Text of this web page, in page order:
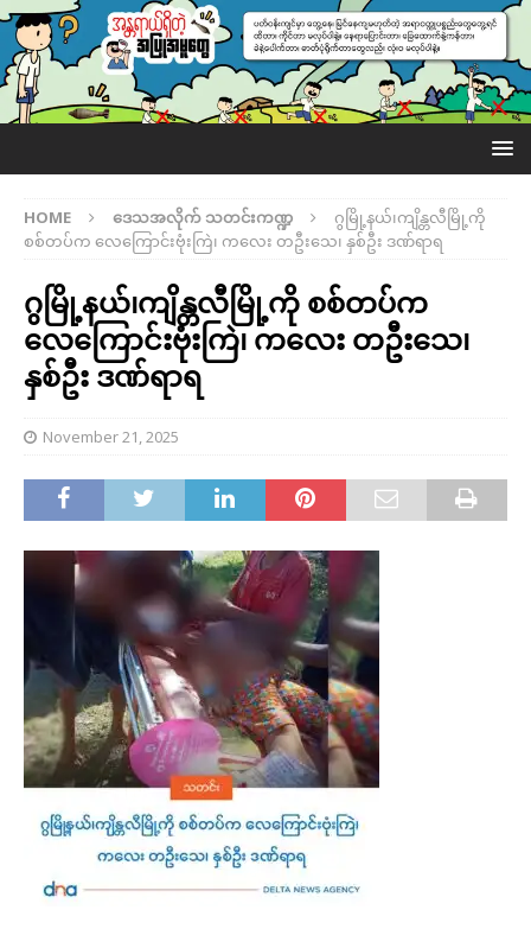
HOME ဒေသအလိုက် သတင်းကဏ္ဍ
ဂွမြို့နယ်၊ကျိန္တလီမြို့ကို
စစ်တပ်က လေကြောင်းဗုံးကြဲ၊ ကလေး တဦးသေ၊ နှစ်ဦး ဒဏ်ရာရ
ဂွမြို့နယ်၊ကျိန္တလီမြို့ကို စစ်တပ်က
လေကြောင်းဗုံးကြဲ၊ ကလေး တဦးသေ၊
နှစ်ဦး ဒဏ်ရာရ
November 21, 2025